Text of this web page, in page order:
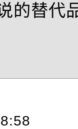
的替代